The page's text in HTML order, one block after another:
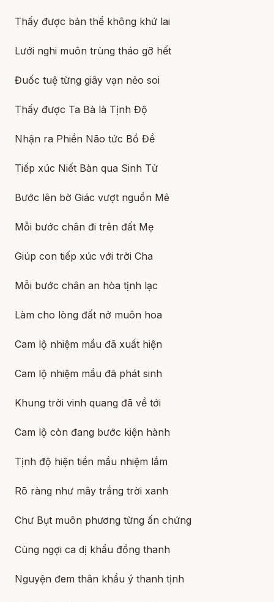
Thấy được bản thể không khứ lai
Lưới nghi muôn trùng tháo gỡ hết
Đuốc tuệ từng giây vạn nẻo soi
Thấy được Ta Bà là Tịnh Độ
Nhận ra Phiền Não tức Bồ Đề
Tiếp xúc Niết Bàn qua Sinh Tử
Bước lên bờ Giác vượt nguồn Mê
Mỗi bước chân đi trên đất Mẹ
Giúp con tiếp xúc với trời Cha
Mỗi bước chân an hòa tịnh lạc
Làm cho lòng đất nở muôn hoa
Cam lộ nhiệm mầu đã xuất hiện
Cam lộ nhiệm mầu đã phát sinh
Khung trời vinh quang đã về tới
Cam lộ còn đang bước kiện hành
Tịnh độ hiện tiền mầu nhiệm lắm
Rõ ràng như mây trắng trời xanh
Chư Bụt muôn phương từng ấn chứng
Cùng ngợi ca dị khẩu đồng thanh
Nguyện đem thân khẩu ý thanh tịnh